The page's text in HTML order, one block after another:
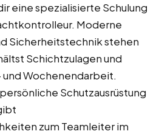
eine spezialisierte Schulung
Moderne
Sicherheitstechnik stehen
Schichtzulagen und
und Wochenendarbeit.
Schutzausrüstung
zum Teamleiter im